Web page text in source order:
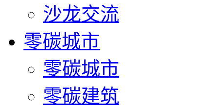
沙龙交流
零碳城市
零碳城市
零碳建筑